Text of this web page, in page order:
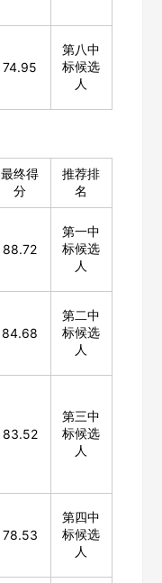
74.95
第八中
标候选
人
最终得
分
推荐排
名
88.72
第一中
标候选
人
84.68
第二中
标候选
人
83.52
第三中
标候选
人
78.53
第四中
标候选
人